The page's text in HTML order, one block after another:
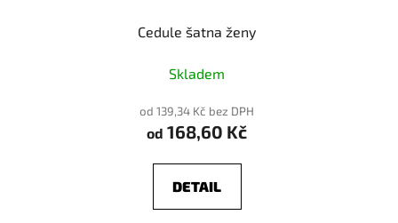
Cedule šatna ženy
Skladem
od 139,34 Kč bez DPH
od 168,60 Kč
DETAIL